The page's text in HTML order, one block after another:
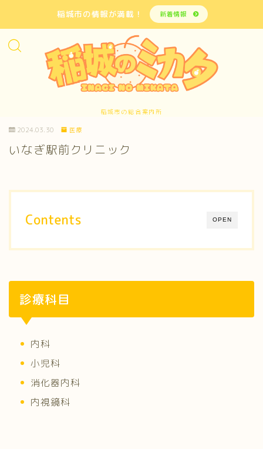
稲城市の情報が満載！ 新着情報
稲城市の総合案内所
2024.03.30 医療
いなぎ駅前クリニック
OPEN
Contents
診療科目
内科
小児科
消化器内科
内視鏡科